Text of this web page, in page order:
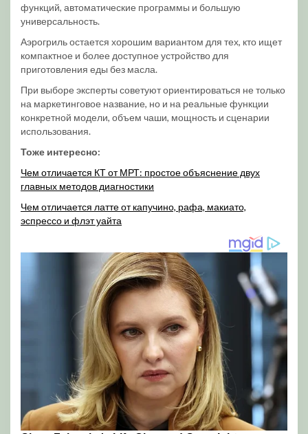
функций, автоматические программы и большую
универсальность.
Аэрогриль остается хорошим вариантом для тех, кто ищет
компактное и более доступное устройство для
приготовления еды без масла.
При выборе эксперты советуют ориентироваться не только
на маркетинговое название, но и на реальные функции
конкретной модели, объем чаши, мощность и сценарии
использования.
Тоже интересно:
Чем отличается КТ от МРТ: простое объяснение двух
главных методов диагностики
Чем отличается латте от капучино, рафа, макиато,
эспрессо и флэт уайта